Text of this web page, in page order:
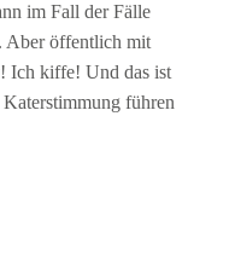
im Fall der Fälle
Aber öffentlich mit
Ich kiffe! Und das ist
führen